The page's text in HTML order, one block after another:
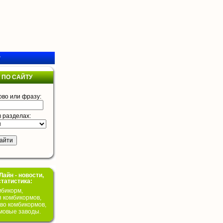
САЙТУ
или фразу:
разделах:
- новости,
комбикормов,
комбикормов,
заводы.